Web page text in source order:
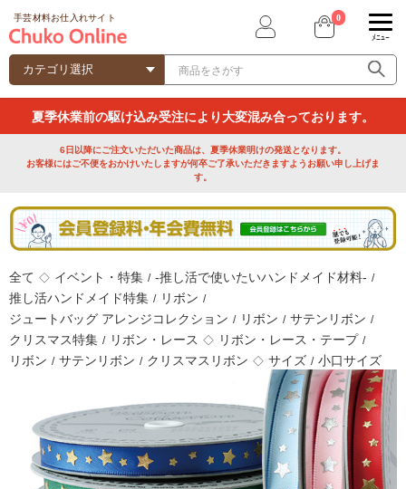
夏季休業前の駆け込み受注により大変混み合っております。
6日以降にご注文いただいた商品は、夏季休業明けの発送となります。
お客様にはご不便をおかけいたしますが何卒ご了承いただきますようお願い申し上げま
す。
全て ◇ イベント・特集 / -推し活で使いたいハンドメイド材料- /
推し活ハンドメイド特集 / リボン /
ジュートバッグ アレンジコレクション / リボン / サテンリボン /
クリスマス特集 / リボン・レース ◇ リボン・レース・テープ /
リボン / サテンリボン / クリスマスリボン ◇ サイズ / 小口サイズ
手芸材料お仕入れサイト 0
ﾒﾆｭｰ